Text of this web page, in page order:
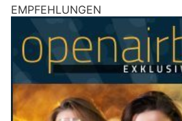
EMPFEHLUNGEN